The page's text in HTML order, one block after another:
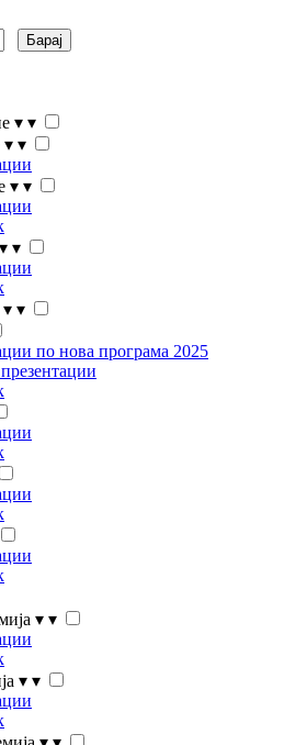
Барај
▾ ▾
▾ ▾
▾ ▾
▾ ▾
▾ ▾
по нова програма 2025
▾ ▾
▾ ▾